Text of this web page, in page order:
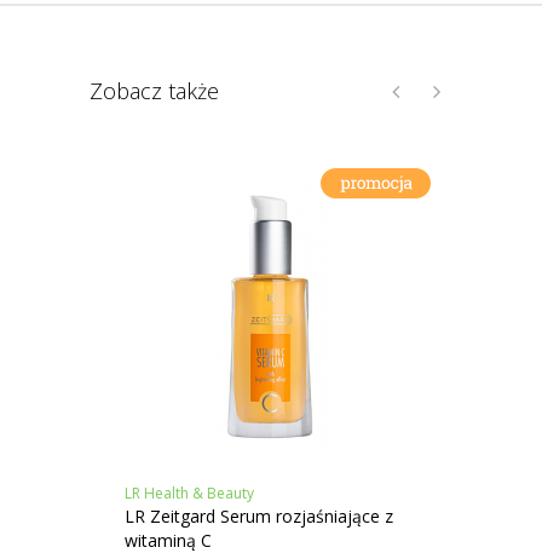
Zobacz także
LR Health & Beauty
LR Zeitgard Serum rozjaśniające z
witaminą C